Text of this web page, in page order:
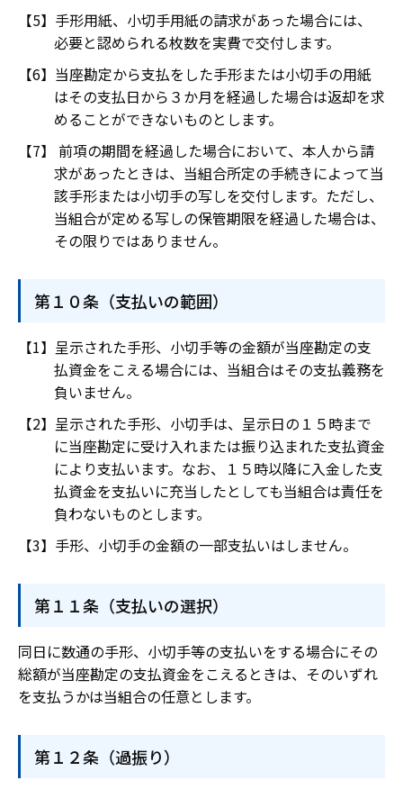
手形用紙、小切手用紙の請求があった場合には、
必要と認められる枚数を実費で交付します。
当座勘定から支払をした手形または小切手の用紙
はその支払日から３か月を経過した場合は返却を求
めることができないものとします。
前項の期間を経過した場合において、本人から請
求があったときは、当組合所定の手続きによって当
該手形または小切手の写しを交付します。ただし、
当組合が定める写しの保管期限を経過した場合は、
その限りではありません。
第１０条（支払いの範囲）
呈示された手形、小切手等の金額が当座勘定の支
払資金をこえる場合には、当組合はその支払義務を
負いません。
呈示された手形、小切手は、呈示日の１５時まで
に当座勘定に受け入れまたは振り込まれた支払資金
により支払います。なお、１５時以降に入金した支
払資金を支払いに充当したとしても当組合は責任を
負わないものとします。
手形、小切手の金額の一部支払いはしません。
第１１条（支払いの選択）
同日に数通の手形、小切手等の支払いをする場合にその
総額が当座勘定の支払資金をこえるときは、そのいずれ
を支払うかは当組合の任意とします。
第１２条（過振り）